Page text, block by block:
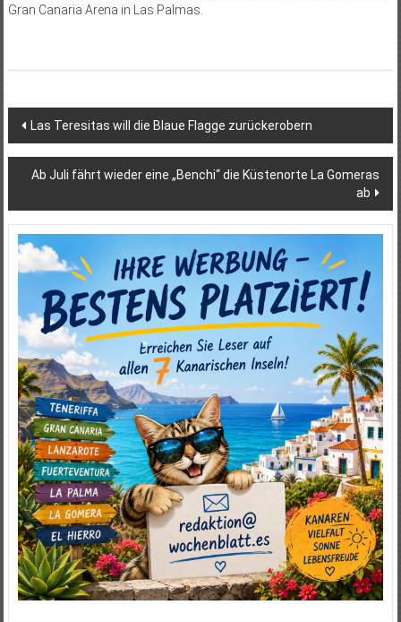
Gran Canaria Arena in Las Palmas.
Beitragsnavigation
Las Teresitas will die Blaue Flagge zurückerobern
Ab Juli fährt wieder eine „Benchi“ die Küstenorte La Gomeras
ab